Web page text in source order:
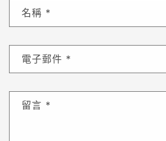
名稱 *
電子郵件 *
留言 *